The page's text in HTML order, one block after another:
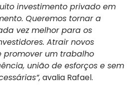
investimento privado em
Queremos tornar a
vez melhor para os
Atrair novos
promover um trabalho
união de esforços e sem
avalia Rafael.